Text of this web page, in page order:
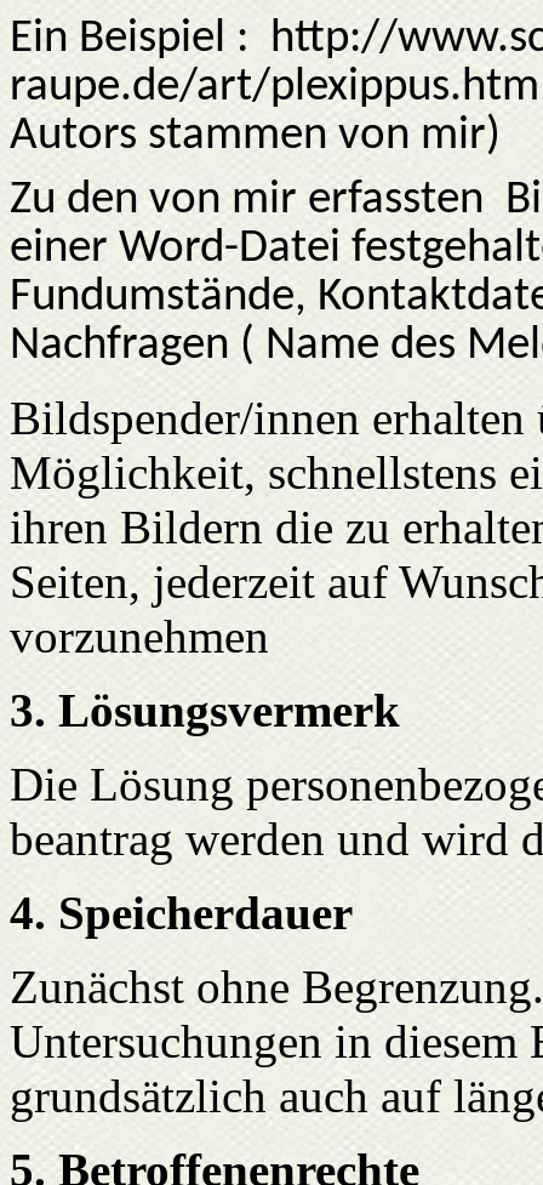
Ein Beispiel : http://
raupe.de/art/plexippus.htm
Autors stammen von mir)
Zu den von mir erfassten
einer Word-Datei
Fundumstände,
Nachfragen ( Name des
Bildspender/innen
Möglichkeit, schnellstens
ihren Bildern die zu
Seiten, jederzeit auf
vorzunehmen
3. Lösungsvermerk
Die Lösung
beantrag werden und wird
4. Speicherdauer
Zunächst ohne
Untersuchungen in diesem
grundsätzlich auch auf
5. Betroffenenrechte